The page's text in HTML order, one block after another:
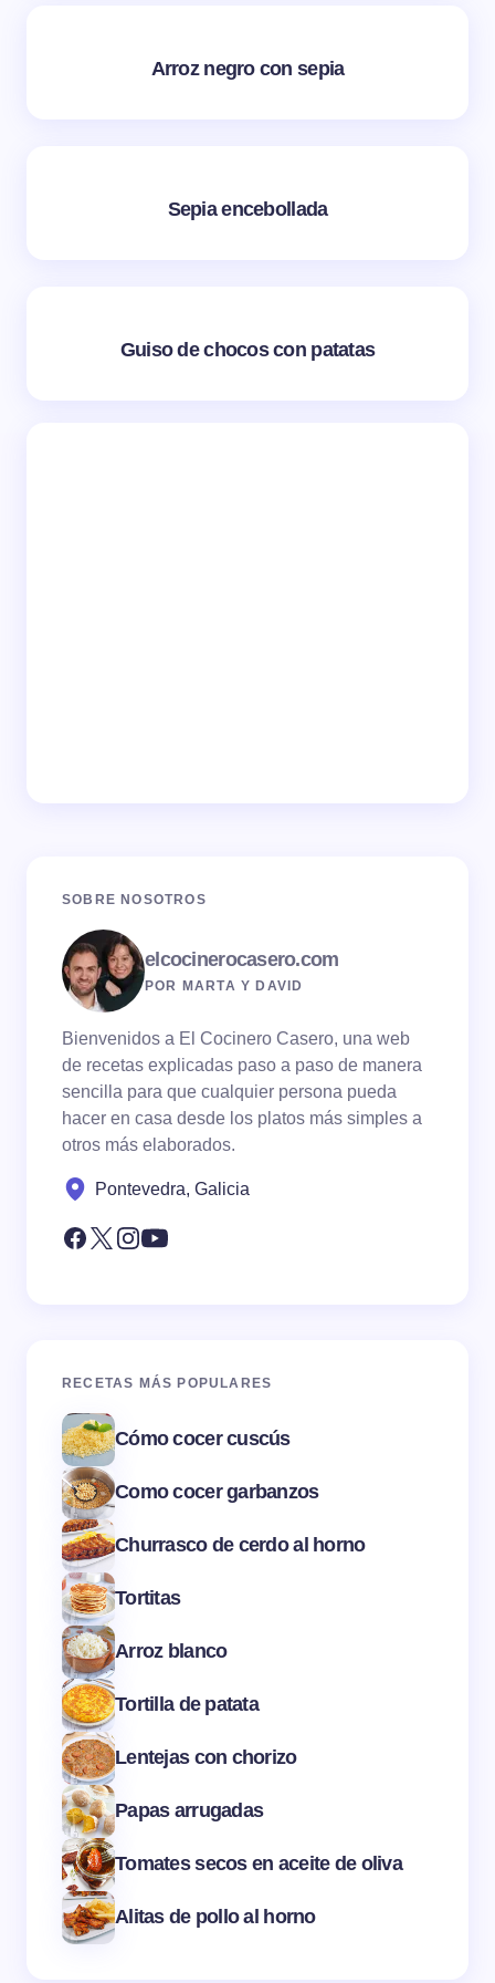
Arroz negro con sepia
Sepia encebollada
Guiso de chocos con patatas
SOBRE NOSOTROS
elcocinerocasero.com
POR MARTA Y DAVID
Bienvenidos a El Cocinero Casero, una web
de recetas explicadas paso a paso de manera
sencilla para que cualquier persona pueda
hacer en casa desde los platos más simples a
otros más elaborados.
Pontevedra, Galicia
RECETAS MÁS POPULARES
Cómo cocer cuscús
Como cocer garbanzos
Churrasco de cerdo al horno
Tortitas
Arroz blanco
Tortilla de patata
Lentejas con chorizo
Papas arrugadas
Tomates secos en aceite de oliva
Alitas de pollo al horno